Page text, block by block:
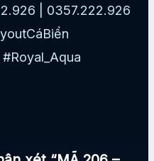
| 0357.222.926